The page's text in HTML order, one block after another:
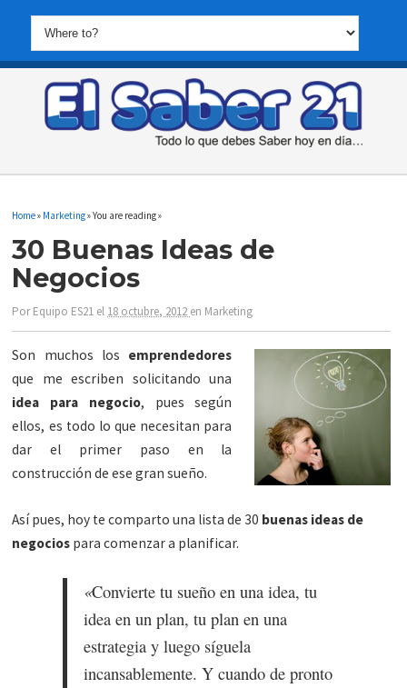
Home» Marketing» You are reading »
30 Buenas Ideas de
Negocios
PorEquipo ES21 el 18 octubre, 2012 en Marketing
Son muchos los emprendedores
que me escriben solicitando una
idea para negocio, pues según
ellos, es todo lo que necesitan para
dar el primer paso en la
construcción de ese gran sueño.
Así pues, hoy te comparto una lista de 30 buenas ideas de
negocios para comenzar a planificar.
«Convierte tu sueño en una idea, tu
idea en un plan, tu plan en una
estrategia y luego síguela
incansablemente. Y cuando de pronto